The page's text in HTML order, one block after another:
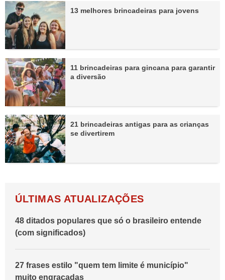
13 melhores brincadeiras para jovens
11 brincadeiras para gincana para garantir
a diversão
21 brincadeiras antigas para as crianças
se divertirem
ÚLTIMAS ATUALIZAÇÕES
48 ditados populares que só o brasileiro entende
(com significados)
27 frases estilo "quem tem limite é município"
muito engraçadas